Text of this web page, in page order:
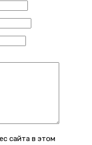
сайта в этом